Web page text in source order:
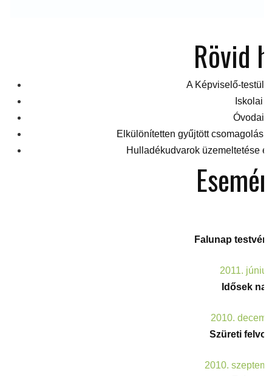
Rövid
A Képviselő-
Iskolai
Óvodai
Elkülönítetten gyűjtött csomagolási
Hulladékudvarok üzemeltetése
Falunap
2011.
Idősek
2010.
Szüreti
2010.